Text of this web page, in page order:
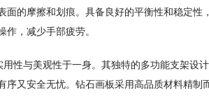
的摩擦和划痕。具备良好的平衡性和稳定性
，减少手部疲劳。
性与美观性于一身。其独特的多功能支架设
序又安全无忧。钻石画板采用高品质材料精制